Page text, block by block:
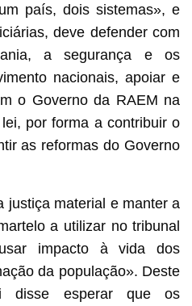
país, dois sistemas», e
deve defender com
a segurança e os
nacionais, apoiar e
o Governo da RAEM na
por forma a contribuir o
as reformas do Governo
justiça material e manter a
a utilizar no tribunal
impacto à vida dos
da população». Deste
disse esperar que os